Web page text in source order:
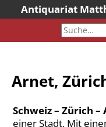
Antiquariat
Aktuelles
Neueingänge
Sonderangebote
Arnet,
Schweiz – Zürich
einer Stadt. Mit